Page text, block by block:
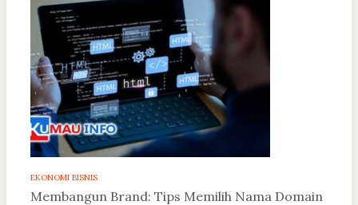
EKONOMI BISNIS
Membangun Brand: Tips Memilih Nama Domain